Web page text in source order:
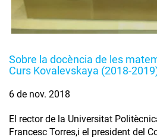
Sobre la docència de les
Curs Kovalevskaya (2018-
6 de nov. 2018
El rector de la Universitat
Francesc Torres,i el president del